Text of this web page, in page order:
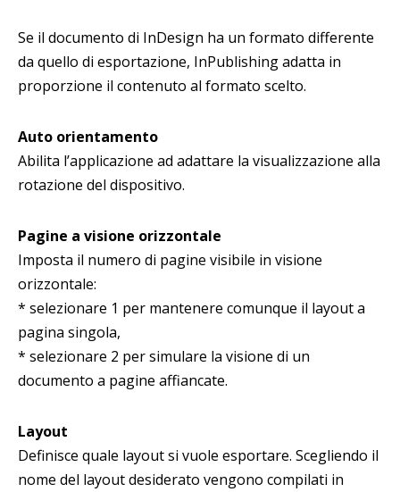
Se il documento di InDesign ha un formato differente
da quello di esportazione, InPublishing adatta in
proporzione il contenuto al formato scelto.
Auto orientamento
Abilita l’applicazione ad adattare la visualizzazione alla
rotazione del dispositivo.
Pagine a visione orizzontale
Imposta il numero di pagine visibile in visione
orizzontale:
* selezionare 1 per mantenere comunque il layout a
pagina singola,
* selezionare 2 per simulare la visione di un
documento a pagine affiancate.
Layout
Definisce quale layout si vuole esportare. Scegliendo il
nome del layout desiderato vengono compilati in